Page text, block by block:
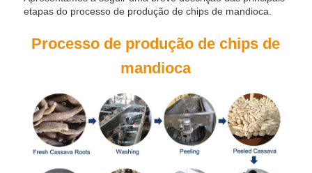
etapas do processo de produção de chips de mandioca.
Processo de produção de chips de
mandioca